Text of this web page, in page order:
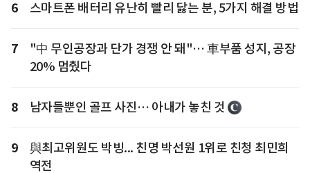
6 스마트폰 배터리 유난히 빨리 닳는 분, 5가지 해결 방법
7
"中 무인공장과 단가 경쟁 안 돼"… 車부품 성지, 공장
20% 멈췄다
8 남자들뿐인 골프 사진… 아내가 놓친 것
9
與최고위원도 박빙... 친명 박선원 1위로 친청 최민희
역전